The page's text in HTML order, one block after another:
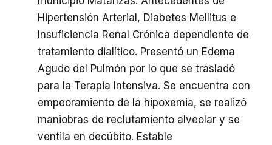
Hipertensión Arterial, Diabetes Mellitus e
Insuficiencia Renal Crónica dependiente de
tratamiento dialítico. Presentó un Edema
Agudo del Pulmón por lo que se trasladó
para la Terapia Intensiva. Se encuentra con
empeoramiento de la hipoxemia, se realizó
maniobras de reclutamiento alveolar y se
ventila en decúbito. Estable